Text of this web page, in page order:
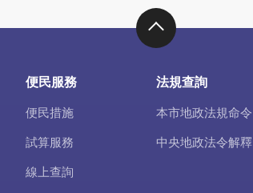
便民服務
便民措施
試算服務
線上查詢
法規查詢
本市地政法規命令
中央地政法令解釋